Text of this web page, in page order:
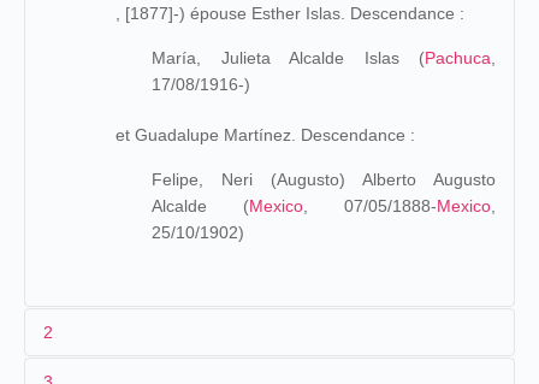
, [1877]-) épouse Esther Islas. Descendance :
María, Julieta Alcalde Islas (Pachuca
17/08/1916-)
et Guadalupe Martínez. Descendance :
Felipe, Neri (Augusto) Alberto Augusto
Alcalde (Mexico , 07/05/1888-Mexico
25/10/1902)
2